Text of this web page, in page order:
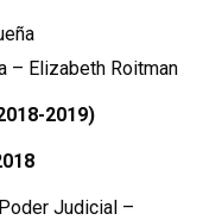
– Elizabeth Roitman
2019)
Judicial –